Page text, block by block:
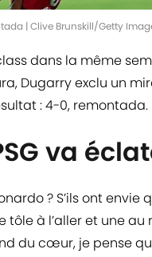
| Clive Brunskill/Getty
dans la même
Dugarry exclu un
: 4-0, remontada.
va
? S’ils ont
tôle à l’aller et une
du cœur, je pense